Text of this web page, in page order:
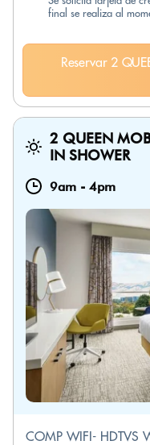
final se realiza al
Reservar 2
2 QUEEN
IN SHOWER
9am - 4pm
COMP WIFI- HDTVS